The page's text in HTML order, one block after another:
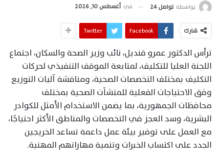
بواسطة تواصل 24 في أغسطس 10, 2026
شارك Facebook
Twitter
ترأس الدكتور عمرو قنديل، نائب وزير الصحة والسكان، اجتماع
اللجنة العليا للتكليف، لمتابعة الموقف التنفيذي لحركات
التكليف بمختلف التخصصات الصحية، ومناقشة آليات التوزيع
وفق الاحتياجات الفعلية للمنشآت الصحية بمختلف
محافظات الجمهورية، بما يضمن الاستخدام الأمثل للكوادر
البشرية، وسد العجز في التخصصات والمناطق الأكثر احتياجًا،
مع العمل على توفير بيئة عمل داعمة تساعد الخريجين
الجدد على اكتساب الخبرات وتنمية مهاراتهم المهنية.